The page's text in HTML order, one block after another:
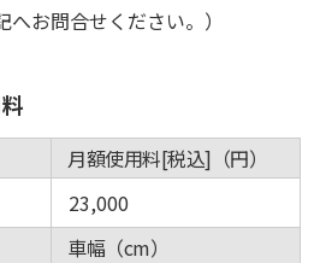
お問合せください。）
月額使用料[税込]（円）
23,000
車幅（cm）